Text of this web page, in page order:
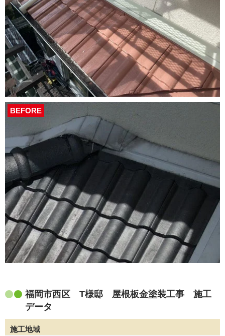
BEFORE
福岡市西区 T様邸 屋根板金塗装工事 施工
データ
施工地域